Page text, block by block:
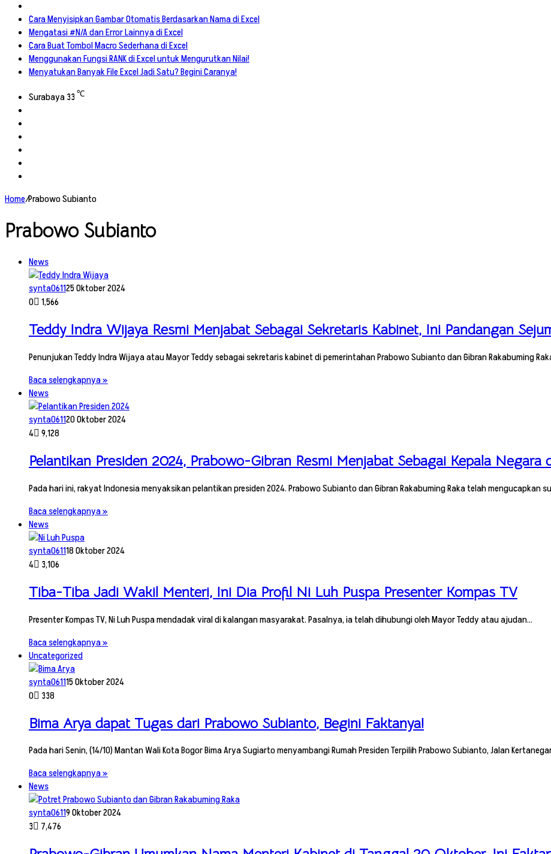
Cara Menyisipkan Gambar Otomatis Berdasarkan Nama di Excel
Mengatasi #N/A dan Error Lainnya di Excel
Cara Buat Tombol Macro Sederhana di Excel
Menggunakan Fungsi RANK di Excel untuk Mengurutkan Nilai!
Menyatukan Banyak File Excel Jadi Satu? Begini Caranya!
Surabaya33℃
Home/Prabowo Subianto
Prabowo Subianto
News
synta061125 Oktober 2024
0 1,566
Teddy Indra Wijaya Resmi Menjabat Sebagai Sekretaris Kabinet, Ini Pandangan
Penunjukan Teddy Indra Wijaya atau Mayor Teddy sebagai sekretaris kabinet di pemerintahan Prabowo Subianto dan Gibran Rakabuming
Baca selengkapnya »
News
synta061120 Oktober 2024
4 9,128
Pelantikan Presiden 2024, Prabowo-Gibran Resmi Menjabat Sebagai Kepala Negara
Pada hari ini, rakyat Indonesia menyaksikan pelantikan presiden 2024. Prabowo Subianto dan Gibran Rakabuming Raka telah mengucapkan
Baca selengkapnya »
News
synta061118 Oktober 2024
4
3,106
Tiba-Tiba Jadi Wakil Menteri, Ini Dia Profil Ni Luh Puspa Presenter Kompas TV
Presenter Kompas TV, Ni Luh Puspa mendadak viral di kalangan masyarakat. Pasalnya, ia telah dihubungi oleh Mayor Teddy atau ajudan…
Baca selengkapnya »
Uncategorized
synta061115 Oktober 2024
0
338
Bima Arya dapat Tugas dari Prabowo Subianto, Begini Faktanya!
Pada hari Senin, (14/10) Mantan Wali Kota Bogor Bima Arya Sugiarto menyambangi Rumah Presiden Terpilih Prabowo Subianto, Jalan
Baca selengkapnya »
News
synta06119 Oktober 2024
3
7,476